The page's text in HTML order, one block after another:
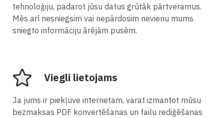
tehnoloģiju, padarot jūsu datus grūtāk pārtveramus.
Mēs arī nesniegsim vai nepārdosim nevienu mums
sniegto informāciju ārējām pusēm.
Viegli lietojams
Ja jums ir piekļuve internetam, varat izmantot mūsu
bezmaksas PDF konvertēšanas un failu rediģēšanas